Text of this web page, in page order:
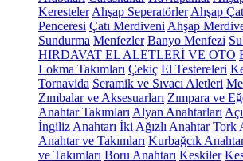
Keresteler Ahşap Seperatörler Ahşap
Penceresi Çatı Merdiveni Ahşap
Sundurma Menfezler Banyo Menfezi
HIRDAVAT EL ALETLERİ VE OTO
Lokma Takımları Çekiç El Testereleri
Tornavida Seramik ve Sıvacı Aletleri
Zımbalar ve Aksesuarları Zımpara ve
Anahtar Takımları Alyan Anahtarları
İngiliz Anahtarı İki Ağızlı Anahtar Tork
Anahtar ve Takımları Kurbağcık
ve Takımları Boru Anahtarı Keskiler